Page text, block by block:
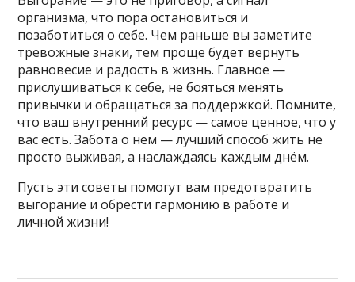
организма, что пора остановиться и
позаботиться о себе. Чем раньше вы заметите
тревожные знаки, тем проще будет вернуть
равновесие и радость в жизнь. Главное —
прислушиваться к себе, не бояться менять
привычки и обращаться за поддержкой. Помните,
что ваш внутренний ресурс — самое ценное, что у
вас есть. Забота о нем — лучший способ жить не
просто выживая, а наслаждаясь каждым днём.
Пусть эти советы помогут вам предотвратить
выгорание и обрести гармонию в работе и
личной жизни!